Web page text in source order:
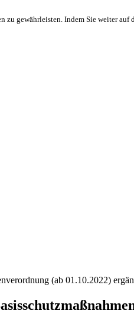
gewährleisten. Indem Sie weiter
(ab 01.10.2022)